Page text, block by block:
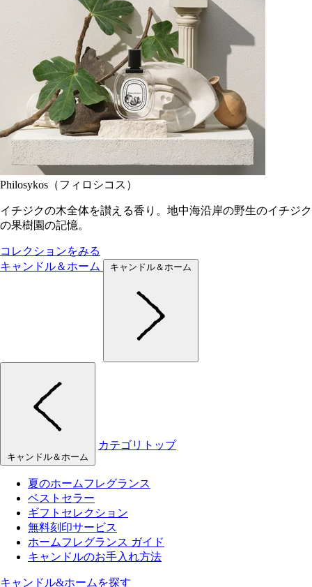
Philosykos（フィロシコス）
イチジクの木全体を讃える香り。地中海沿岸の野生のイチジク
の果樹園の記憶。
コレクションをみる
キャンドル＆ホーム
キャンドル＆ホーム
キャンドル＆ホーム
カテゴリトップ
夏のホームフレグランス
ベストセラー
ギフトセレクション
無料刻印サービス
ホームフレグランス ガイド
キャンドルのお手入れ方法
キャンドル&ホームを探す